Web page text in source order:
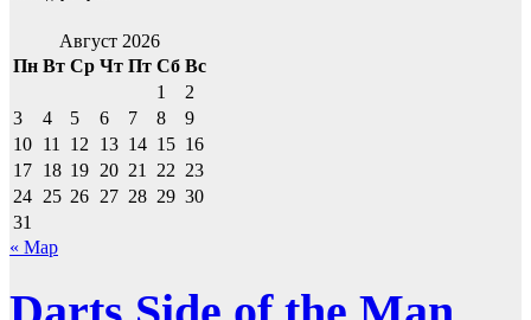
Август 2026
Пн Вт Ср Чт Пт Сб Вс
1
2
3
4 5 6 7 8
9
10 11 12 13 14 15 16
17 18 19 20 21 22 23
24 25 26 27 28 29 30
31
« Мар